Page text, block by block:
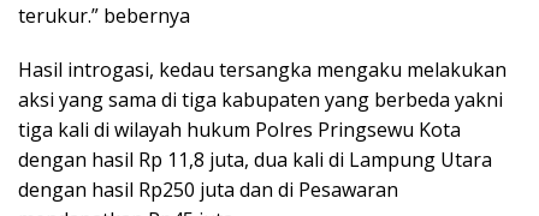
terukur.” bebernya
Hasil introgasi, kedau tersangka mengaku melakukan
aksi yang sama di tiga kabupaten yang berbeda yakni
tiga kali di wilayah hukum Polres Pringsewu Kota
dengan hasil Rp 11,8 juta, dua kali di Lampung Utara
dengan hasil Rp250 juta dan di Pesawaran